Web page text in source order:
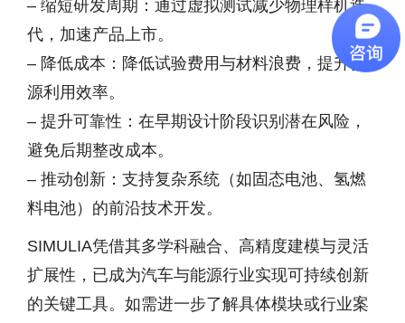
– 缩短研发周期：通过虚拟测试减少物理样机迭
代，加速产品上市。
– 降低成本：降低试验费用与材料浪费，提升资
源利用效率。
– 提升可靠性：在早期设计阶段识别潜在风险，
避免后期整改成本。
– 推动创新：支持复杂系统（如固态电池、氢燃
料电池）的前沿技术开发。
SIMULIA凭借其多学科融合、高精度建模与灵活
扩展性，已成为汽车与能源行业实现可持续创新
的关键工具。如需进一步了解具体模块或行业案